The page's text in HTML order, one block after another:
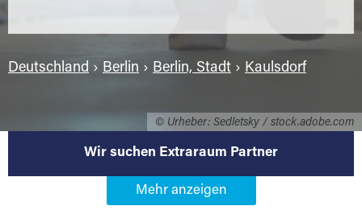
© Urheber: Sedletsky / stock.adobe.com
Deutschland › Berlin › Berlin, Stadt › Kaulsdorf
Wir suchen Extraraum Partner
Werden Sie Extraraum Partner in